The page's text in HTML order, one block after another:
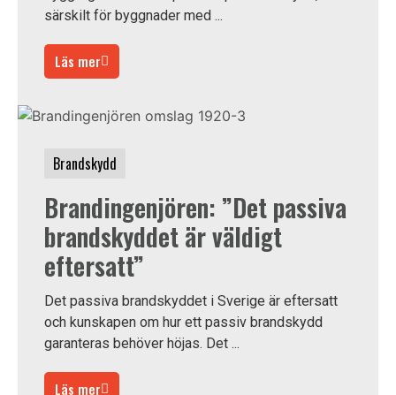
särskilt för byggnader med ...
Läs mer
Brandskydd
Brandingenjören: ”Det passiva
brandskyddet är väldigt
eftersatt”
Det passiva brandskyddet i Sverige är eftersatt
och kunskapen om hur ett passiv brandskydd
garanteras behöver höjas. Det ...
Läs mer